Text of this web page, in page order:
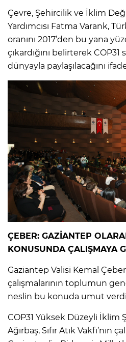
Çevre, Şehircilik ve İklim
Yardımcısı Fatma Varank,
oranını 2017’den bu yana
çıkardığını belirterek
dünyayla paylaşılacağını
ÇEBER: GAZİANTEP
KONUSUNDA ÇALIŞMAYA
Gaziantep Valisi Kemal Çeber
çalışmalarının toplumun
neslin bu konuda umut
COP31 Yüksek Düzeyli İklim
Ağırbaş, Sıfır Atık Vakfı’nın